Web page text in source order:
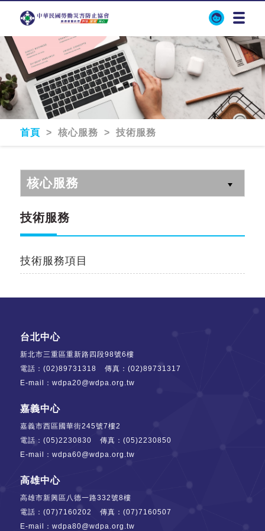
首頁 > 核心服務 > 技術服務
核心服務
技術服務
技術服務項目
台北中心
新北市三重區重新路四段98號6樓
電話： (02)89731318
傳真：(02)89731317
E-mail： wdpa20@wdpa.org.tw
嘉義中心
嘉義市西區國華街245號7樓2
電話： (05)2230830
傳真：(05)2230850
E-mail： wdpa60@wdpa.org.tw
高雄中心
高雄市新興區八德一路332號8樓
電話： (07)7160202
傳真：(07)7160507
E-mail： wdpa80@wdpa.org.tw